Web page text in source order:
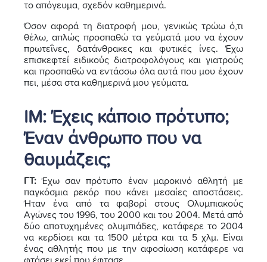
το απόγευμα, σχεδόν καθημερινά.
Όσον αφορά τη διατροφή μου, γενικώς τρώω ό,τι
θέλω, απλώς προσπαθώ τα γεύματά μου να έχουν
πρωτεΐνες, δατάνθρακες και φυτικές ίνες. Έχω
επισκεφτεί ειδικούς διατροφολόγους και γιατρούς
και προσπαθώ να εντάσσω όλα αυτά που μου έχουν
πει, μέσα στα καθημερινά μου γεύματα.
ΙΜ: Έχεις κάποιο πρότυπο;
Έναν άνθρωπο που να
θαυμάζεις;
ΓΤ: Έχω σαν πρότυπο έναν μαροκινό αθλητή με
παγκόσμια ρεκόρ που κάνει μεσαίες αποστάσεις.
Ήταν ένα από τα φαβορί στους Ολυμπιακούς
Αγώνες του 1996, του 2000 και του 2004. Μετά από
δύο αποτυχημένες ολυμπιάδες, κατάφερε το 2004
να κερδίσει και τα 1500 μέτρα και τα 5 χλμ. Είναι
ένας αθλητής που με την αφοσίωση κατάφερε να